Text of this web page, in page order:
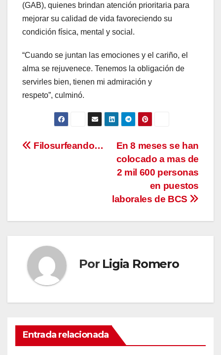
(GAB), quienes brindan atención prioritaria para
mejorar su calidad de vida favoreciendo su
condición física, mental y social.
“Cuando se juntan las emociones y el cariño, el
alma se rejuvenece. Tenemos la obligación de
servirles bien, tienen mi admiración y
respeto”, culminó.
Navegación
En 8 meses se han
colocado a mas de
2 mil 600 personas
en puestos
laborales de BCS
Filosurfeando…
Por Ligia Romero
Entrada relacionada